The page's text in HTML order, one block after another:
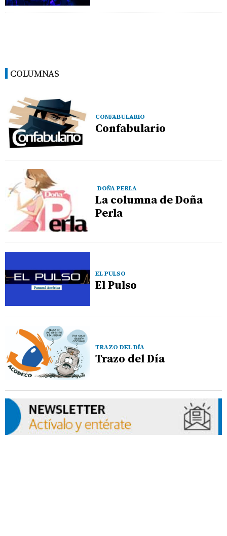
COLUMNAS
CONFABULARIO
Confabulario
DOÑA PERLA
La columna de Doña
Perla
EL PULSO
El Pulso
TRAZO DEL DÍA
Trazo del Día